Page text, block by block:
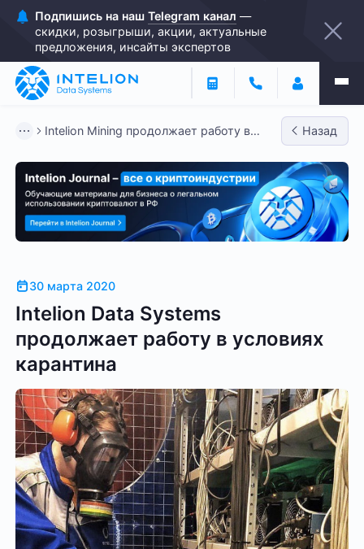
Подпишись на наш Telegram канал —
скидки, розыгрыши, акции, актуальные
предложения, инсайты экспертов
Intelion Mining продолжает работу в
Назад
30 марта 2020
Intelion Data Systems
продолжает работу в условиях
карантина